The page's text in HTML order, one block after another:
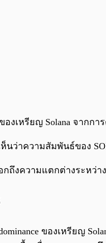
งเหรียญ Solana จาก
ห็นว่าความสัมพันธ์ของ
ถึงความแตกต่างระหว่า
ของเหรียญ